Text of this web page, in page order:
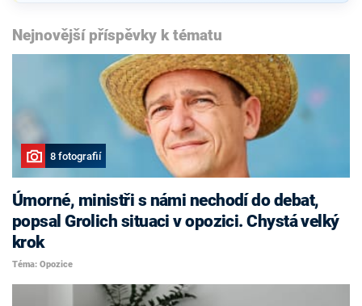
Nejnovější příspěvky k tématu
8 fotografií
Úmorné, ministři s námi nechodí do debat,
popsal Grolich situaci v opozici. Chystá velký
krok
Téma: Opozice